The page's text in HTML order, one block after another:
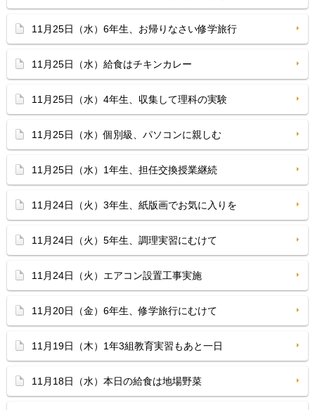
11月25日（水）6年生、お帰りなさい修学旅行
11月25日（水）給食はチキンカレー
11月25日（水）4年生、収集して理科の実験
11月25日（水）個別級、パソコンに親しむ
11月25日（水）1年生、担任交換授業継続
11月24日（火）3年生、紙版画でお気に入りを
11月24日（火）5年生、調理実習にむけて
11月24日（火）エアコン設置工事実施
11月20日（金）6年生、修学旅行にむけて
11月19日（木）1年3組教育実習もあと一日
11月18日（水）本日の給食は地場野菜